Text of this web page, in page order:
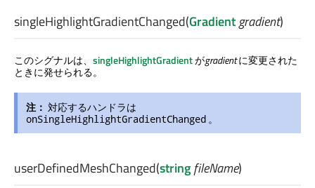
singleHighlightGradientChanged(Gradientgradient)
このシグナルは、 singleHighlightGradientがgradientに変更された
ときに発せられる。
注： 対応するハンドラは
onSingleHighlightGradientChanged 。
userDefinedMeshChanged(stringfileName)